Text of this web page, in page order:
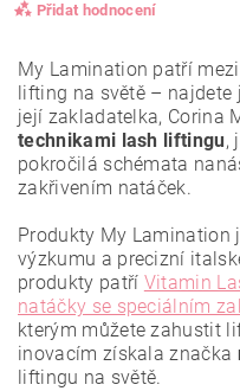
Přidat hodnocení
Vložením hodnocení
My Lamination patří
lifting na světě –
její zakladatelka, Corina
technikami lash liftingu,
pokročilá schémata
zakřivením natáček.
Produkty My Lamination
výzkumu a precizní
produkty patří Vitamin
natáčky se speciálním
kterým můžete zahustit
inovacím získala značka
liftingu na světě.